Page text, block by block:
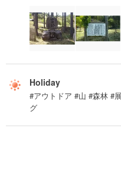
Holiday
#アウトドア #山 #森林 #
グ